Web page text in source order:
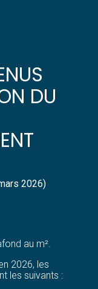
ET DE
DU
2026)
au m².
2026, les
les suivants :